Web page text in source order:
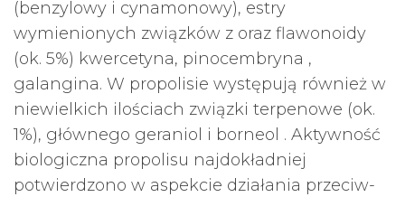
(benzylowy i cynamonowy), estry
wymienionych związków z oraz flawonoidy
(ok. 5%) kwercetyna, pinocembryna ,
galangina. W propolisie występują również w
niewielkich ilościach związki terpenowe (ok.
1%), głównego geraniol i borneol . Aktywność
biologiczna propolisu najdokładniej
potwierdzono w aspekcie działania przeciw-